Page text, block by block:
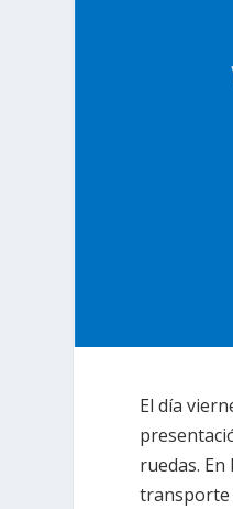
El día
ruedas.
transporte